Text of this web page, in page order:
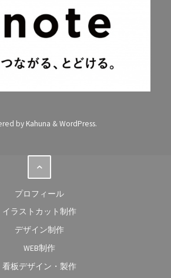
byKahuna &WordPress.
プロフィール
イラストカット制作
デザイン制作
WEB制作
看板デザイン・製作